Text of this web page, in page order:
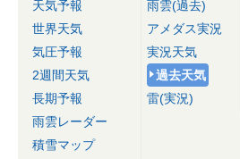
天気予報
世界天気
気圧予報
2週間天気
長期予報
雨雲レーダー
積雪マップ
雨雲(過去)
アメダス実況
実況天気
過去天気
雷(実況)